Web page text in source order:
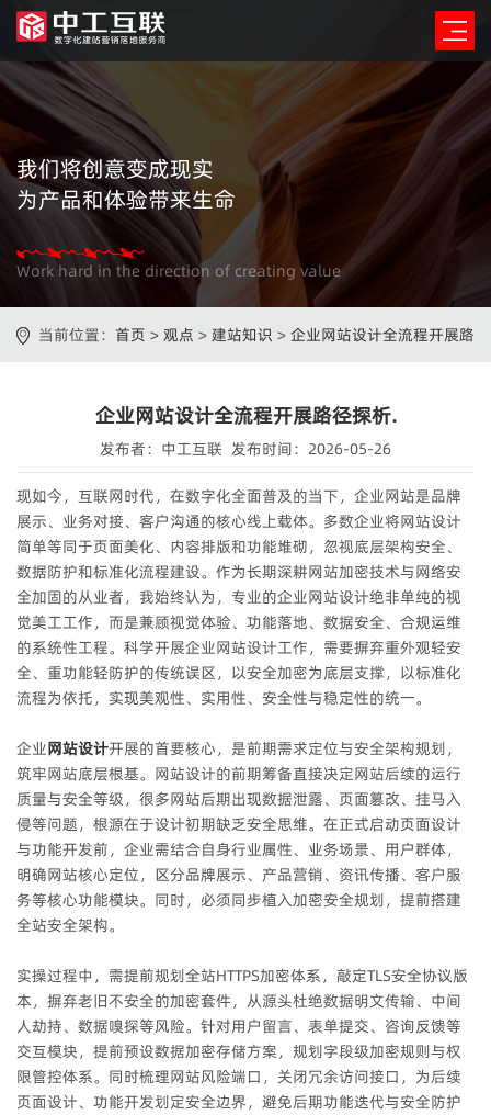
我们将创意变成现实
为产品和体验带来生命
Work hard in the direction of creating value
当前位置： 首页 > 观点 > 建站知识 > 企业网站设计全流程开展路
企业网站设计全流程开展路径探析.
发布者：中工互联 发布时间：2026-05-26
现如今，互联网时代，在数字化全面普及的当下，企业网站是品牌
展示、业务对接、客户沟通的核心线上载体。多数企业将网站设计
简单等同于页面美化、内容排版和功能堆砌，忽视底层架构安全、
数据防护和标准化流程建设。作为长期深耕网站加密技术与网络安
全加固的从业者，我始终认为，专业的企业网站设计绝非单纯的视
觉美工工作，而是兼顾视觉体验、功能落地、数据安全、合规运维
的系统性工程。科学开展企业网站设计工作，需要摒弃重外观轻安
全、重功能轻防护的传统误区，以安全加密为底层支撑，以标准化
流程为依托，实现美观性、实用性、安全性与稳定性的统一。
企业网站设计开展的首要核心，是前期需求定位与安全架构规划，
筑牢网站底层根基。网站设计的前期筹备直接决定网站后续的运行
质量与安全等级，很多网站后期出现数据泄露、页面篡改、挂马入
侵等问题，根源在于设计初期缺乏安全思维。在正式启动页面设计
与功能开发前，企业需结合自身行业属性、业务场景、用户群体，
明确网站核心定位，区分品牌展示、产品营销、资讯传播、客户服
务等核心功能模块。同时，必须同步植入加密安全规划，提前搭建
全站安全架构。
实操过程中，需提前规划全站HTTPS加密体系，敲定TLS安全协议版
本，摒弃老旧不安全的加密套件，从源头杜绝数据明文传输、中间
人劫持、数据嗅探等风险。针对用户留言、表单提交、咨询反馈等
交互模块，提前预设数据加密存储方案，规划字段级加密规则与权
限管控体系。同时梳理网站风险端口，关闭冗余访问接口，为后续
页面设计、功能开发划定安全边界，避免后期功能迭代与安全防护